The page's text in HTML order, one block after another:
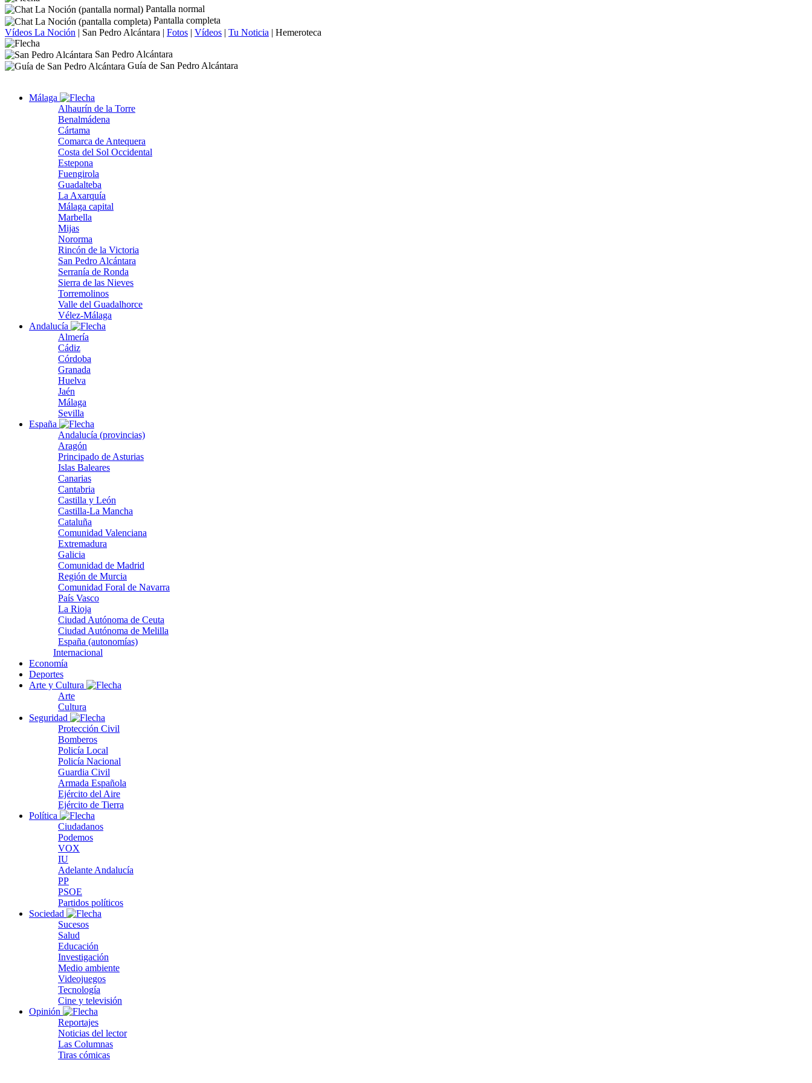
Pantalla normal
Pantalla completa
Vídeos La Noción | San Pedro Alcántara | Fotos | Vídeos | Tu Noticia | Hemeroteca
San Pedro Alcántara
Guía de San Pedro Alcántara
Málaga
Alhaurín de la Torre
Benalmádena
Cártama
Comarca de Antequera
Costa del Sol Occidental
Estepona
Fuengirola
Guadalteba
La Axarquía
Málaga capital
Marbella
Mijas
Nororma
Rincón de la Victoria
San Pedro Alcántara
Serranía de Ronda
Sierra de las Nieves
Torremolinos
Valle del Guadalhorce
Vélez-Málaga
Andalucía
Almería
Cádiz
Córdoba
Granada
Huelva
Jaén
Málaga
Sevilla
España
Andalucía (provincias)
Aragón
Principado de Asturias
Islas Baleares
Canarias
Cantabria
Castilla y León
Castilla-La Mancha
Cataluña
Comunidad Valenciana
Extremadura
Galicia
Comunidad de Madrid
Región de Murcia
Comunidad Foral de Navarra
País Vasco
La Rioja
Ciudad Autónoma de Ceuta
Ciudad Autónoma de Melilla
España (autonomías)
Internacional
Economía
Deportes
Arte y Cultura
Arte
Cultura
Seguridad
Protección Civil
Bomberos
Policía Local
Policía Nacional
Guardia Civil
Armada Española
Ejército del Aire
Ejército de Tierra
Política
Ciudadanos
Podemos
VOX
IU
Adelante Andalucía
PP
PSOE
Partidos políticos
Sociedad
Sucesos
Salud
Educación
Investigación
Medio ambiente
Videojuegos
Tecnología
Cine y televisión
Opinión
Reportajes
Noticias del lector
Las Columnas
Tiras cómicas